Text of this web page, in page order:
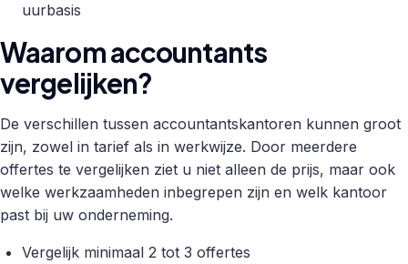
uurbasis
Waarom accountants
vergelijken?
De verschillen tussen accountantskantoren kunnen groot
zijn, zowel in tarief als in werkwijze. Door meerdere
offertes te vergelijken ziet u niet alleen de prijs, maar ook
welke werkzaamheden inbegrepen zijn en welk kantoor
past bij uw onderneming.
Vergelijk minimaal 2 tot 3 offertes